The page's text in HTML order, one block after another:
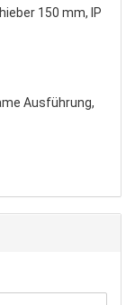
150 mm, IP
Ausführung,